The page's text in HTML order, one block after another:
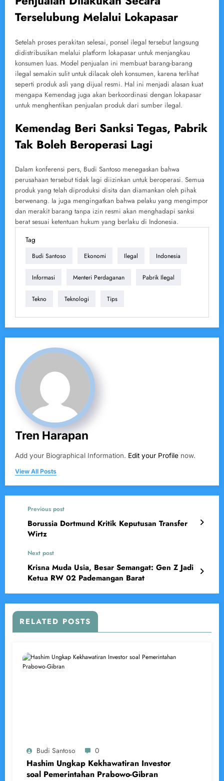
Terselubung Melalui Lokapasar
Setelah proses perakitan selesai, ponsel ilegal tersebut langsung
didistribusikan melalui platform lokapasar untuk menjangkau
konsumen luas. Model penjualan ini membuat barang-barang
ilegal semakin sulit untuk dilacak oleh konsumen, karena terlihat
seperti produk asli yang dijual resmi. Hal ini menjadi alasan kuat
mengapa Kemendag juga akan berkoordinasi dengan lokapasar
untuk menghentikan penjualan produk dari sumber ilegal.
Kemendag Beri Sanksi Tegas, Pabrik
Tak Boleh Beroperasi Lagi
Dalam konferensi pers, Budi Santoso menegaskan bahwa
perusahaan tersebut tidak lagi diizinkan untuk beroperasi. Semua
produk yang telah diproduksi disita dan diamankan oleh pihak
berwenang. Ia juga mengingatkan bahwa pelaku yang mengimpor
dan merakit barang tanpa izin resmi akan menghadapi sanksi
berat sesuai ketentuan hukum yang berlaku di Indonesia.
Tag
Budi Santoso Ekonomi Ilegal Indonesia
Informasi Menteri Perdaganan Pabrik Ilegal
Tekno Teknologi Tips
Tren Harapan
Add your Biographical Information. Edit your Profile now.
View All Posts
Previous post
Borussia Dortmund Kritik Keputusan Transfer
Wirtz
Next post
Krisna Muda Usia, Besar Semangat: Gen Z Jadi
Ketua RW 02 Pademangan Barat
RELATED POSTS
Budi Santoso 0
Hashim Ungkap Kekhawatiran Investor
soal Pemerintahan Prabowo-Gibran